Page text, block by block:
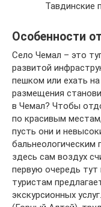
Тавдинские
Особенности
Село Чемал – это
развитой
пешком или ехать
размещения
в Чемал? Чтобы
по красивым
пусть они и
бальнеологическим
здесь сам воздух
первую очередь
туристам
экскурсионных